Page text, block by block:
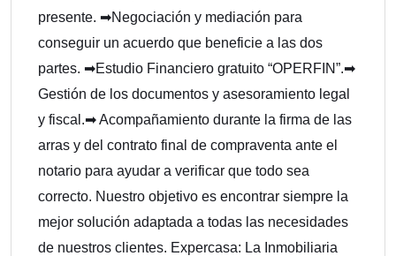
presente. ➡Negociación y mediación para
conseguir un acuerdo que beneficie a las dos
partes. ➡Estudio Financiero gratuito “OPERFIN”.➡
Gestión de los documentos y asesoramiento legal
y fiscal.➡ Acompañamiento durante la firma de las
arras y del contrato final de compraventa ante el
notario para ayudar a verificar que todo sea
correcto. Nuestro objetivo es encontrar siempre la
mejor solución adaptada a todas las necesidades
de nuestros clientes. Expercasa: La Inmobiliaria